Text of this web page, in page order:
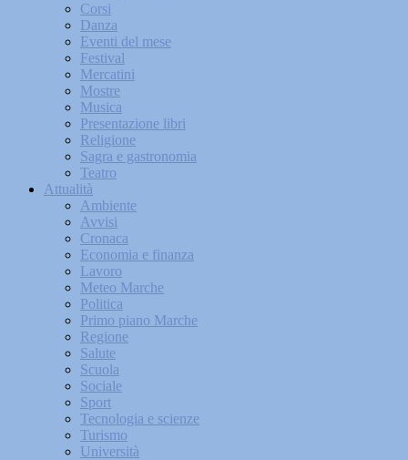
Corsi
Danza
Eventi del mese
Festival
Mercatini
Mostre
Musica
Presentazione libri
Religione
Sagra e gastronomia
Teatro
Attualità
Ambiente
Avvisi
Cronaca
Economia e finanza
Lavoro
Meteo Marche
Politica
Primo piano Marche
Regione
Salute
Scuola
Sociale
Sport
Tecnologia e scienze
Turismo
Università